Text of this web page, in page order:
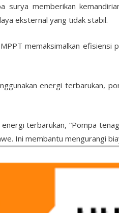
surya memberikan
eksternal yang tidak stabil.
memaksimalkan efisiensi
energi terbarukan,
terbarukan, “Pompa
Ini membantu mengurangi